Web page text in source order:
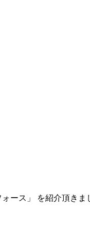
ース」 を紹介頂きま